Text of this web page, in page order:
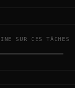
SUR CES TÂCHES